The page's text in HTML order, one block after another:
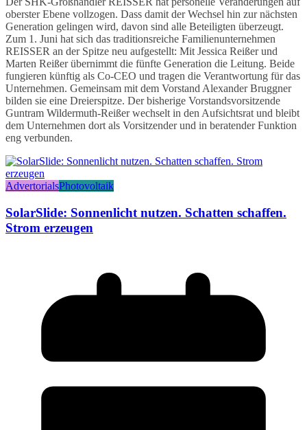
oberster Ebene vollzogen. Dass damit der Wechsel hin zur nächsten
Generation gelingen wird, davon sind alle Beteiligten überzeugt.
Zum 1. Juni hat sich das traditionsreiche Familienunternehmen
REISSER an der Spitze neu aufgestellt: Mit Jessica Reißer und
Marten Reißer übernimmt die fünfte Generation die Leitung. Beide
fungieren künftig als Co-CEO und tragen die Verantwortung für das
Unternehmen. Gemeinsam mit dem Vorstand Alexander Bruggner
bilden sie eine Dreierspitze. Der bisherige Vorstandsvorsitzende
Guntram Wildermuth-Reißer wechselt in den Aufsichtsrat und bleibt
dem Unternehmen dort als Vorsitzender und in beratender Funktion
eng verbunden.
AdvertorialsPhotovoltaik
SolarSlide: Sonnenlicht nutzen. Schatten schaffen.
Strom erzeugen